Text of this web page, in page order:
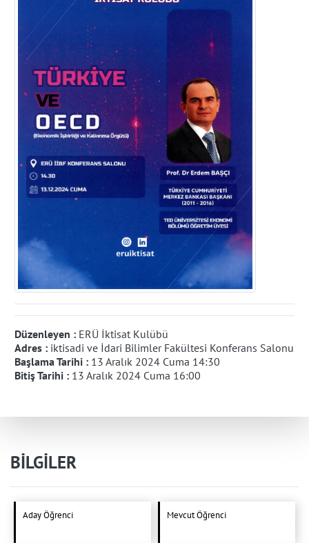
Düzenleyen : ERÜ İktisat Kulübü
Adres : iktisadi ve İdari Bilimler Fakültesi Konferans Salonu
Başlama Tarihi : 13 Aralık 2024 Cuma 14:30
Bitiş Tarihi : 13 Aralık 2024 Cuma 16:00
BİLGİLER
Aday Öğrenci Mevcut Öğrenci